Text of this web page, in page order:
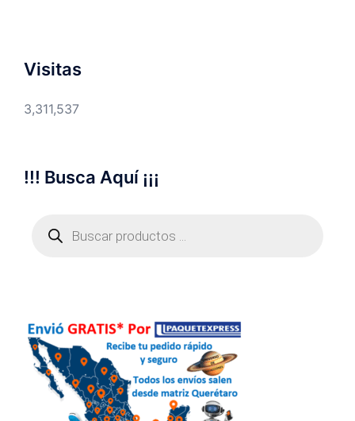
Visitas
3,311,537
!!! Busca Aquí ¡¡¡
productos